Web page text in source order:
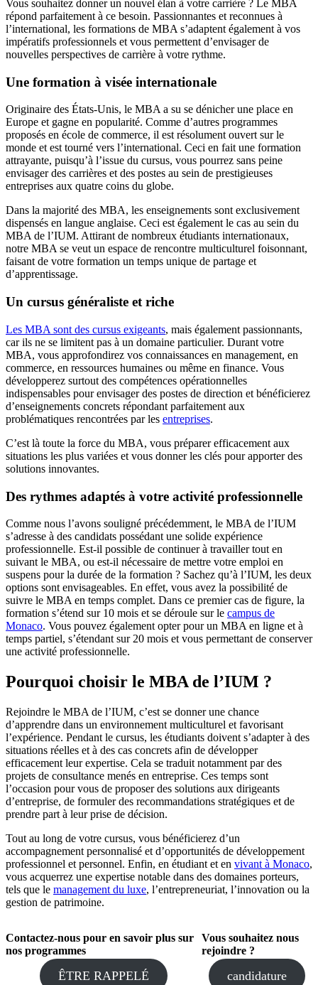
Vous souhaitez donner un nouvel élan à votre carrière ? Le MBA
répond parfaitement à ce besoin. Passionnantes et reconnues à
l’international, les formations de MBA s’adaptent également à vos
impératifs professionnels et vous permettent d’envisager de
nouvelles perspectives de carrière à votre rythme.
Une formation à visée internationale
Originaire des États-Unis, le MBA a su se dénicher une place en
Europe et gagne en popularité. Comme d’autres programmes
proposés en école de commerce, il est résolument ouvert sur le
monde et est tourné vers l’international. Ceci en fait une formation
attrayante, puisqu’à l’issue du cursus, vous pourrez sans peine
envisager des carrières et des postes au sein de prestigieuses
entreprises aux quatre coins du globe.
Dans la majorité des MBA, les enseignements sont exclusivement
dispensés en langue anglaise. Ceci est également le cas au sein du
MBA de l’IUM. Attirant de nombreux étudiants internationaux,
notre MBA se veut un espace de rencontre multiculturel foisonnant,
faisant de votre formation un temps unique de partage et
d’apprentissage.
Un cursus généraliste et riche
Les MBA sont des cursus exigeants, mais également passionnants,
car ils ne se limitent pas à un domaine particulier. Durant votre
MBA, vous approfondirez vos connaissances en management, en
commerce, en ressources humaines ou même en finance. Vous
développerez surtout des compétences opérationnelles
indispensables pour envisager des postes de direction et bénéficierez
d’enseignements concrets répondant parfaitement aux
problématiques rencontrées par les entreprises.
C’est là toute la force du MBA, vous préparer efficacement aux
situations les plus variées et vous donner les clés pour apporter des
solutions innovantes.
Des rythmes adaptés à votre activité professionnelle
Comme nous l’avons souligné précédemment, le MBA de l’IUM
s’adresse à des candidats possédant une solide expérience
professionnelle. Est-il possible de continuer à travailler tout en
suivant le MBA, ou est-il nécessaire de mettre votre emploi en
suspens pour la durée de la formation ? Sachez qu’à l’IUM, les deux
options sont envisageables. En effet, vous avez la possibilité de
suivre le MBA en temps complet. Dans ce premier cas de figure, la
formation s’étend sur 10 mois et se déroule sur le campus de
Monaco. Vous pouvez également opter pour un MBA en ligne et à
temps partiel, s’étendant sur 20 mois et vous permettant de conserver
une activité professionnelle.
Pourquoi choisir le MBA de l’IUM ?
Rejoindre le MBA de l’IUM, c’est se donner une chance
d’apprendre dans un environnement multiculturel et favorisant
l’expérience. Pendant le cursus, les étudiants doivent s’adapter à des
situations réelles et à des cas concrets afin de développer
efficacement leur expertise. Cela se traduit notamment par des
projets de consultance menés en entreprise. Ces temps sont
l’occasion pour vous de proposer des solutions aux dirigeants
d’entreprise, de formuler des recommandations stratégiques et de
prendre part à leur prise de décision.
Tout au long de votre cursus, vous bénéficierez d’un
accompagnement personnalisé et d’opportunités de développement
professionnel et personnel. Enfin, en étudiant et en vivant à Monaco,
vous acquerrez une expertise notable dans des domaines porteurs,
tels que le management du luxe, l’entrepreneuriat, l’innovation ou la
gestion de patrimoine.
Contactez-nous pour en savoir plus sur
nos programmes
ÊTRE RAPPELÉ
Vous souhaitez nous
rejoindre ?
candidature